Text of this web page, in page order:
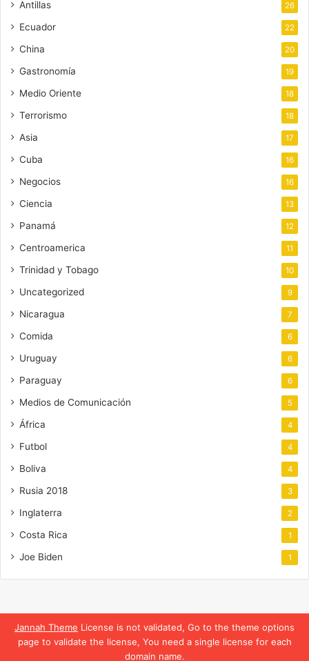
Jannah Theme License is not validated, Go to the theme options
page to validate the license, You need a single license for each
domain name.
Antillas 26
Ecuador 22
China 20
Gastronomía 19
Medio Oriente 18
Terrorismo 18
Asia 17
Cuba 16
Negocios 16
Ciencia 13
Panamá 12
Centroamerica 11
Trinidad y Tobago 10
Uncategorized 9
Nicaragua 7
Comida 6
Uruguay 6
Paraguay 6
Medios de Comunicación 5
África 4
Futbol 4
Boliva 4
Rusia 2018 3
Inglaterra 2
Costa Rica 1
Joe Biden 1